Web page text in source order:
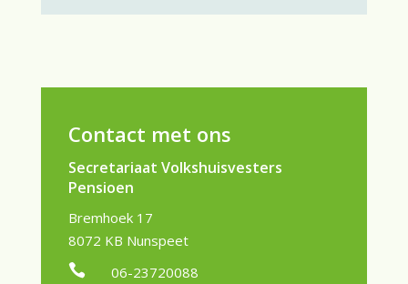
Contact met ons
Secretariaat Volkshuisvesters
Pensioen
Bremhoek 17
8072 KB Nunspeet
 06-23720088